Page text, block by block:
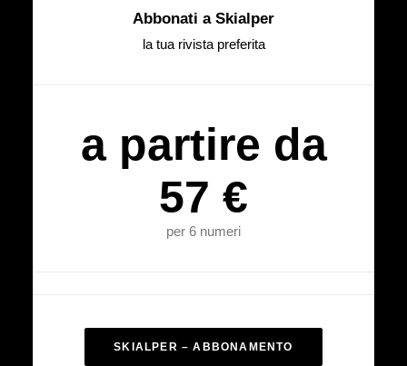
Abbonati a Skialper
la tua rivista preferita
a partire da
57 €
per 6 numeri
SKIALPER – ABBONAMENTO